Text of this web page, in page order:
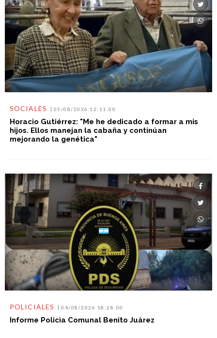
SOCIALES 05/08/2026 12:11:00
Horacio Gutiérrez: "Me he dedicado a formar a mis
hijos. Ellos manejan la cabaña y continúan
mejorando la genética"
POLICIALES 04/08/2026 18:28:00
Informe Policìa Comunal Benito Juàrez